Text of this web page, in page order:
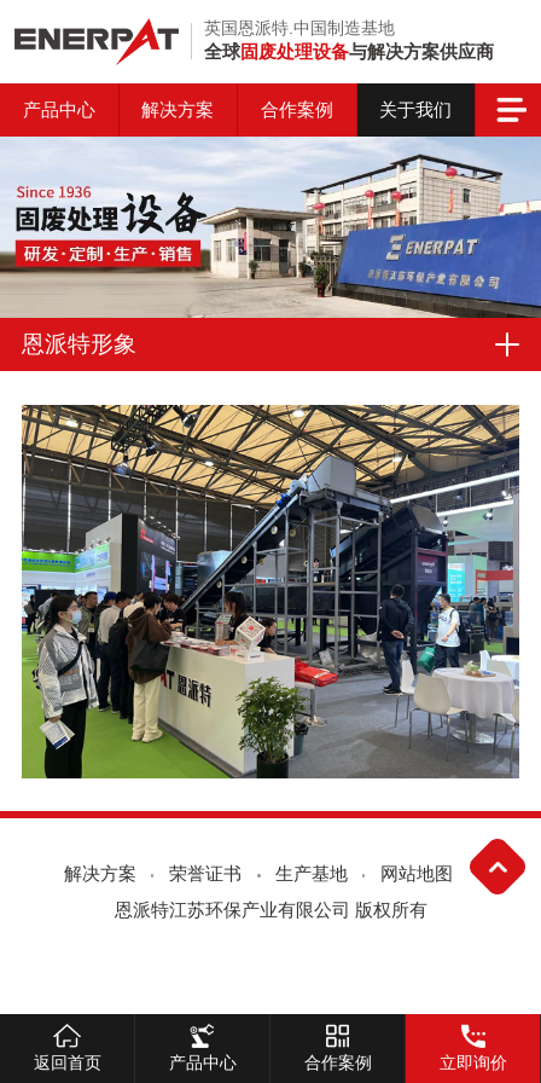
英国恩派特.中国制造基地
全球固废处理设备与解决方案供应商
产品中心 解决方案 合作案例 关于我们
恩派特形象
解决方案 荣誉证书 生产基地
网站地图
恩派特江苏环保产业有限公司 版权所有
返回首页 产品中心 合作案例 立即询价